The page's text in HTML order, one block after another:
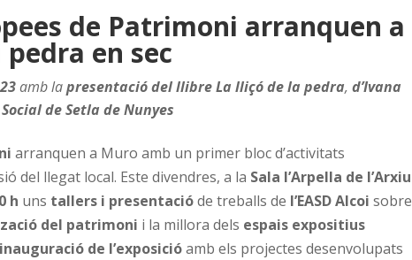
de Patrimoni arranquen a
en sec
amb lapresentació del llibreLa lliçó de la pedra,d’Ivana
de Setla de Nunyes
arranquen a Muro amb un primer bloc d’activitats
del llegat local. Este divendres, a la Sala l’Arpella de l’Arxiu
h uns tallers i presentacióde treballs de l’EASD Alcoi sobre
del patrimoni i la millora dels espais expositius
inauguració de l’exposicióamb els projectes desenvolupats